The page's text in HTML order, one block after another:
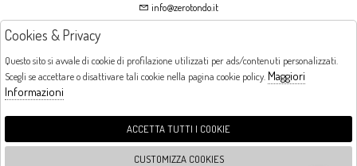
info@zerotondo.it
Orari di apertura
LUNEDI: CHIUSO LA MATTINA - DALLE 16:00 ALLE 20:00 DAL MARTEDI AL
Cookies & Privacy
Questo sito si avvale di cookie di profilazione utilizzati per ads/contenuti personalizzati.
Scegli se accettare o disattivare tali cookie nella pagina cookie policy. Maggiori
Informazioni
ACCETTA TUTTI I COOKIE
CUSTOMIZZA COOKIES